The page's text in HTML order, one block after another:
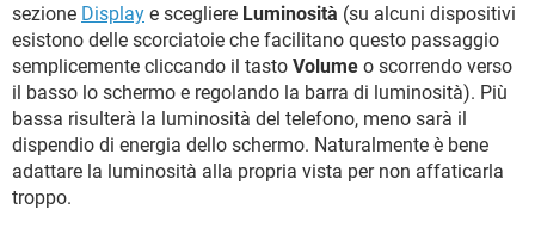
sezione Display e scegliere Luminosità (su alcuni dispositivi
esistono delle scorciatoie che facilitano questo passaggio
semplicemente cliccando il tasto Volume o scorrendo verso
il basso lo schermo e regolando la barra di luminosità). Più
bassa risulterà la luminosità del telefono, meno sarà il
dispendio di energia dello schermo. Naturalmente è bene
adattare la luminosità alla propria vista per non affaticarla
troppo.